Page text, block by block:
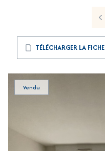
TÉLÉCHARGER LA FICHE
Vendu